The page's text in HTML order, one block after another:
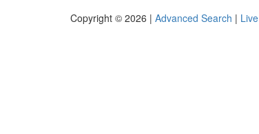
Copyright © 2026 | Advanced Search | Live